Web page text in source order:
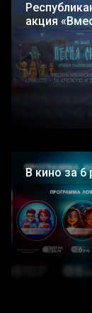
акция
крепкую и
здоровую
В кино за 6